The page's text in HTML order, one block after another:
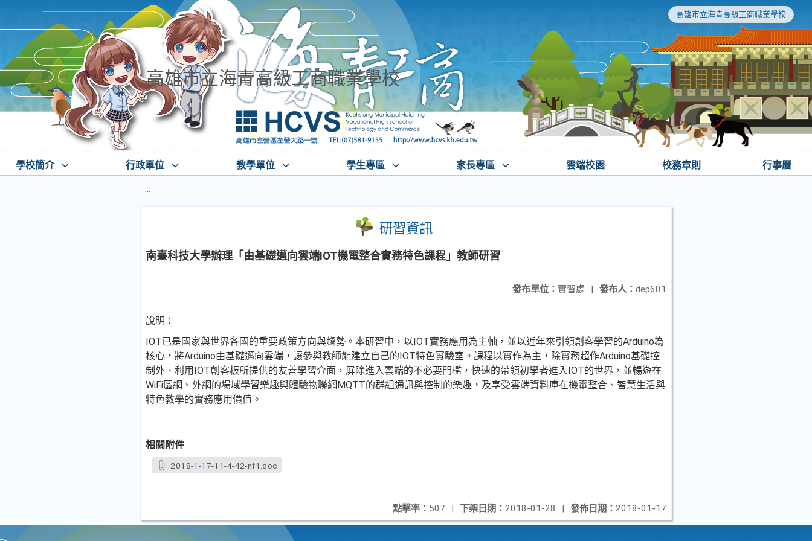
高雄市立海青高級工商職業學校
高雄市立海青高級工商職業學校
學校簡介 行政單位 教學單位 學生專區 家長專區 雲端校園 校務章則 行事曆
:::
研習資訊
南臺科技大學辦理「由基礎邁向雲端IOT機電整合實務特色課程」教師研習
發布人： dep601
發布單位： 實習處 |
說明：
IOT已是國家與世界各國的重要政策方向與趨勢。本研習中，以IOT實務應用為主軸，並以近年來引領創客學習的Arduino為
核心，將Arduino由基礎邁向雲端，讓參與教師能建立自己的IOT特色實驗室。課程以實作為主，除實務超作Arduino基礎控
制外、利用IOT創客板所提供的友善學習介面，屏除進入雲端的不必要門檻，快速的帶領初學者進入IOT的世界，並暢遊在
WiFi區網、外網的場域學習樂趣與體驗物聯網MQTT的群組通訊與控制的樂趣，及享受雲端資料庫在機電整合、智慧生活與
特色教學的實務應用價值。
相關附件
2018-1-17-11-4-42-nf1.doc
發佈日期： 2018-01-17
下架日期： 2018-01-28 |
點擊率： 507 |